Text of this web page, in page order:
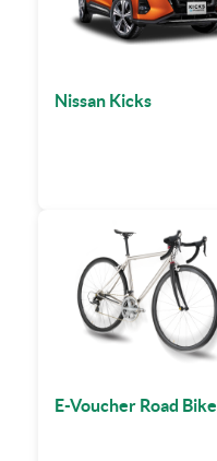
Nissan Kicks
E-Voucher Road Bike